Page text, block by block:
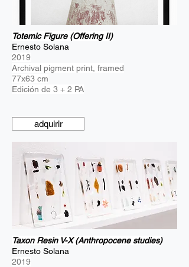
Totemic Figure (Offering II)
Ernesto Solana
2019
Archival pigment print, framed
77x63 cm
Edición de 3 + 2 PA
adquirir
Taxon Resin V-X (Anthropocene studies)
Ernesto Solana
2019